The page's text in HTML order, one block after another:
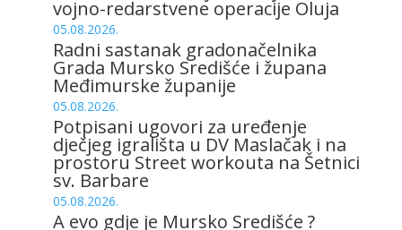
vojno-redarstvene operacije Oluja
05.08.2026.
Radni sastanak gradonačelnika
Grada Mursko Središće i župana
Međimurske županije
05.08.2026.
Potpisani ugovori za uređenje
dječjeg igrališta u DV Maslačak i na
prostoru Street workouta na Šetnici
sv. Barbare
05.08.2026.
A evo gdje je Mursko Središće ?